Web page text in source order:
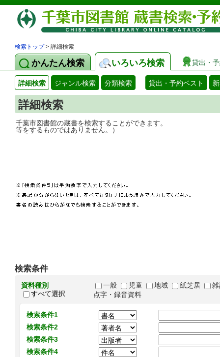
検索トップ> 詳細検索
かんたん検索 いろいろ検索 貸出・
詳細検索 ジャンル検索 分類検索 貸出・予約ベスト
詳細検索
千葉市図書館の蔵書を検索することがで
等をするものではありません。）
検索条件
資料種別
すべて選択
一般 児童 地域 紙芝居
点字・録音資料
検索条件1
検索条件2
検索条件3
検索条件4